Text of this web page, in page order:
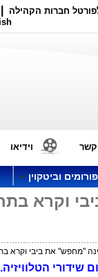
חברות הקהילה
קשר וידיאו
פורומים וביטקוין
וקרא
"מחפש" את ביבי וקרא